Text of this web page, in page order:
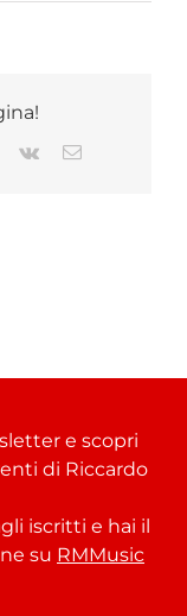
Pinterest
Vk Email
e scopri
di Riccardo
iscritti e hai il
su RMMusic